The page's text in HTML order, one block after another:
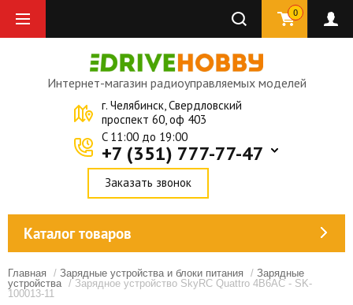
0
Интернет-магазин радиоуправляемых моделей
г. Челябинск, Свердловский
проспект 60, оф 403
C 11:00 до 19:00
+7 (351) 777-77-47
Заказать звонок
Каталог товаров
Главная / Зарядные устройства и блоки питания / Зарядные
устройства / Зарядное устройство SkyRC Quattro 4B6AC - SK-
100013-11